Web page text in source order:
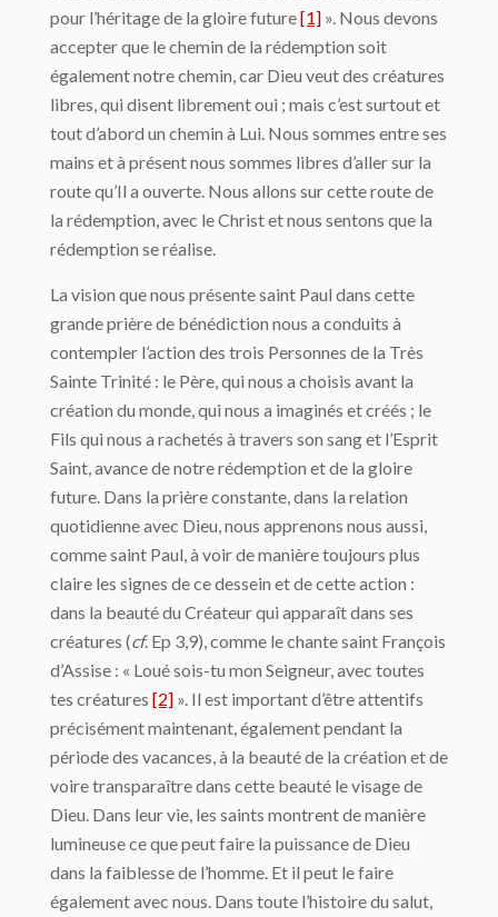
pour l’héritage de la gloire future[1] ». Nous devons
accepter que le chemin de la rédemption soit
également notre chemin, car Dieu veut des créatures
libres, qui disent librement oui ; mais c’est surtout et
tout d’abord un chemin à Lui. Nous sommes entre ses
mains et à présent nous sommes libres d’aller sur la
route qu’Il a ouverte. Nous allons sur cette route de
la rédemption, avec le Christ et nous sentons que la
rédemption se réalise.
La vision que nous présente saint Paul dans cette
grande prière de bénédiction nous a conduits à
contempler l’action des trois Personnes de la Très
Sainte Trinité : le Père, qui nous a choisis avant la
création du monde, qui nous a imaginés et créés ; le
Fils qui nous a rachetés à travers son sang et l’Esprit
Saint, avance de notre rédemption et de la gloire
future. Dans la prière constante, dans la relation
quotidienne avec Dieu, nous apprenons nous aussi,
comme saint Paul, à voir de manière toujours plus
claire les signes de ce dessein et de cette action :
dans la beauté du Créateur qui apparaît dans ses
créatures (cf. Ep 3,9), comme le chante saint François
d’Assise : « Loué sois-tu mon Seigneur, avec toutes
tes créatures [2] ». Il est important d’être attentifs
précisément maintenant, également pendant la
période des vacances, à la beauté de la création et de
voire transparaître dans cette beauté le visage de
Dieu. Dans leur vie, les saints montrent de manière
lumineuse ce que peut faire la puissance de Dieu
dans la faiblesse de l’homme. Et il peut le faire
également avec nous. Dans toute l’histoire du salut,